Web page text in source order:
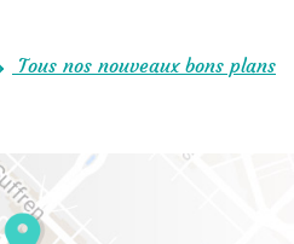
Tous nos nouveaux bons plans